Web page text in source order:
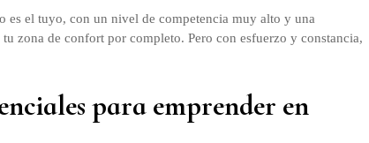
es el tuyo, con un nivel de competencia muy alto y una
zona de confort por completo. Pero con esfuerzo y constancia,
para emprender en